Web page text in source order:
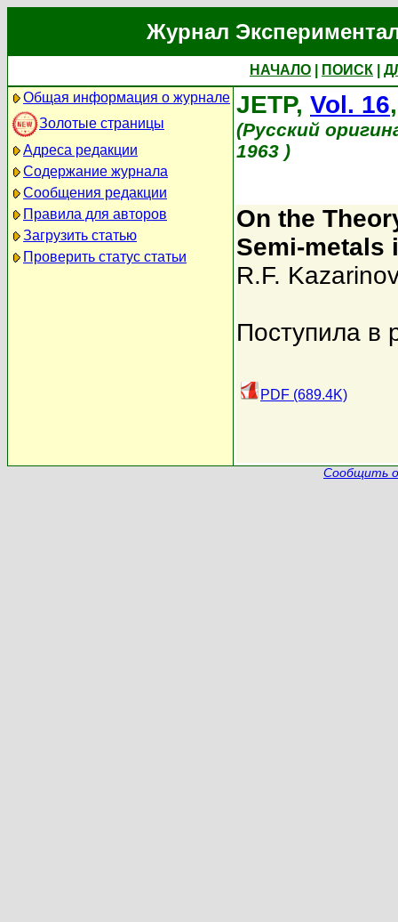
Журнал
НАЧАЛО ПОИСК
Общая информация о журнале
Золотые страницы
Адреса редакции
Содержание журнала
Сообщения редакции
Правила для авторов
Загрузить статью
Проверить статус статьи
JETP, Vol. 16
(Русский
1963 )
On the
Semi-metals
R.F. Kazarinov
Поступила в
PDF (689.4K)
Сообщить о